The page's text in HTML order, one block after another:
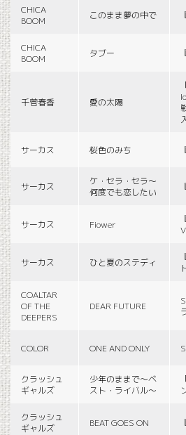
CHICA
BOOM
このまま夢の中で
CHICA
BOOM
タブー
千菅春香 愛の太陽
サーカス 桜色のみち
サーカス
ケ・セラ・セラ〜
何度でも恋したい
サーカス Fiower
サーカス ひと夏のステディ
COALTAR
OF THE
DEEPERS
DEAR FUTURE
COLOR ONE AND ONLY
クラッシュ
ギャルズ
少年のままで〜ベ
スト・ライバル〜
クラッシュ
ギャルズ
BEAT GOES ON